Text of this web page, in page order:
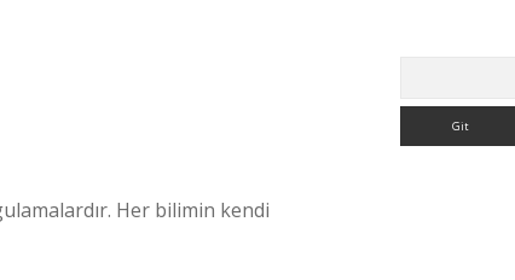
Her bilimin kendi